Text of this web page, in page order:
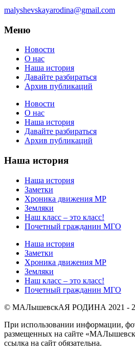
malyshevskayarodina@gmail.com
Меню
Новости
О нас
Наша история
Давайте разбираться
Архив публикаций
Новости
О нас
Наша история
Давайте разбираться
Архив публикаций
Наша история
Наша история
Заметки
Хроника движения МР
Земляки
Наш класс – это класс!
Почетный гражданин МГО
Наша история
Заметки
Хроника движения МР
Земляки
Наш класс – это класс!
Почетный гражданин МГО
© МАЛышевскАЯ РОДИНА 2021 -
При использовании информации,
размещенных на сайте
ссылка на сайт обязательна.